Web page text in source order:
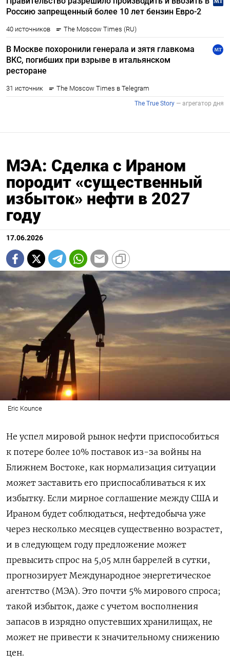
МЭА: Сделка с Ираном
породит «существенный
избыток» нефти в 2027
году
17.06.2026
Eric Kounce
Не успел мировой рынок нефти приспособиться
к потере более 10% поставок из-за войны на
Ближнем Востоке, как нормализация ситуации
может заставить его приспосабливаться к их
избытку. Если мирное соглашение между США и
Ираном будет соблюдаться, нефтедобыча уже
через несколько месяцев существенно возрастет,
и в следующем году предложение может
превысить спрос на 5,05 ⁠млн баррелей в сутки,
прогнозирует Международное энергетическое
агентство (МЭА). Это почти 5% мирового спроса;
такой избыток, даже с учетом восполнения
запасов в изрядно опустевших хранилищах, не
может не привести к значительному снижению
цен.